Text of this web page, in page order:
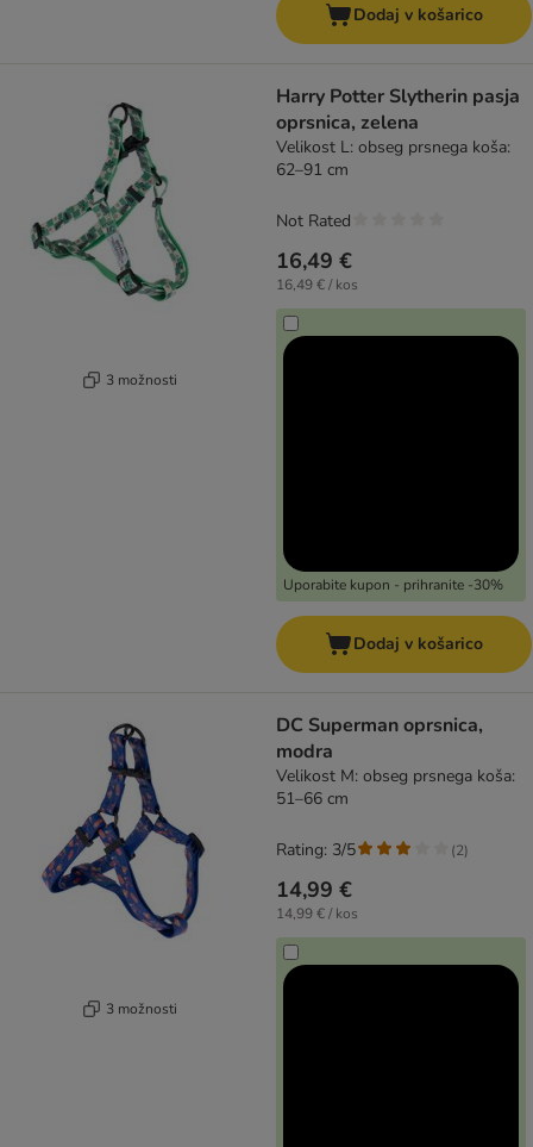
Dodaj v košarico
3 možnosti
Harry Potter Slytherin pasja
oprsnica, zelena
Velikost L: obseg prsnega koša:
62–91 cm
16,49 €
16,49 € / kos
Uporabite kupon - prihranite -30%
Not Rated
Dodaj v košarico
3 možnosti
DC Superman oprsnica,
modra
Velikost M: obseg prsnega koša:
51–66 cm
14,99 €
14,99 € / kos
Rating: 3/5 (2)